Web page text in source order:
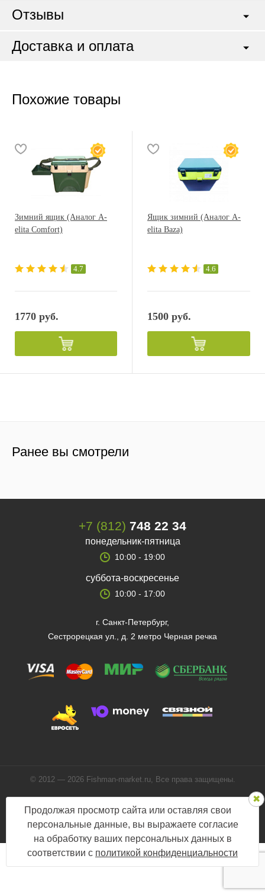
Отзывы
Доставка и оплата
Похожие товары
Зимний ящик (Аналог A-
elita Comfort)
4.7
1770 руб.
Ящик зимний (Аналог A-
elita Baza)
4.6
1500 руб.
Ранее вы смотрели
+7 (812) 748 22 34
понедельник-пятница
10:00 - 19:00
суббота-воскресенье
10:00 - 17:00
г. Санкт-Петербург,
Сестрорецкая ул., д. 2 метро Черная речка
© 2012 — 2026 Fishman-market.ru, Все права защищены.
Мы в соцсетях:
Продолжая просмотр сайта или оставляя свои
персональные данные, вы выражаете согласие
на обработку ваших персональных данных в
соответствии с политикой конфиденциальности